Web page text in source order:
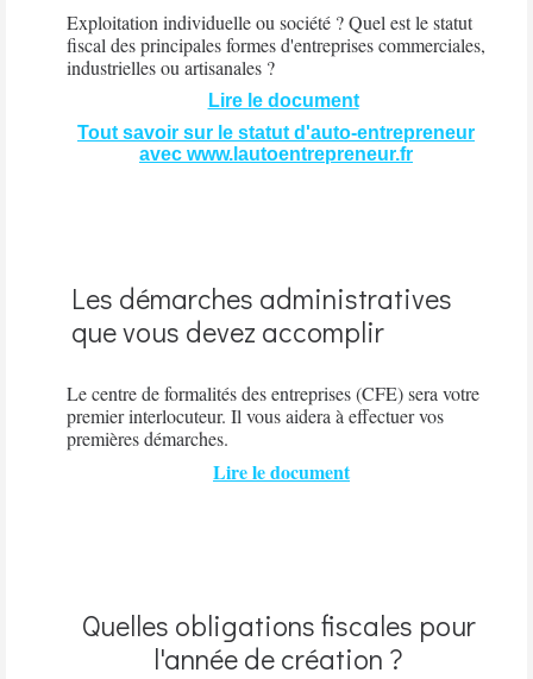
Exploitation individuelle ou société ? Quel est le statut
fiscal des principales formes d'entreprises commerciales,
industrielles ou artisanales ?
Lire le document
Tout savoir sur le statut d'auto-entrepreneur
avec www.lautoentrepreneur.fr
Les démarches administratives
que vous devez accomplir
Le centre de formalités des entreprises (CFE) sera votre
premier interlocuteur. Il vous aidera à effectuer vos
premières démarches.
Lire le document
Quelles obligations fiscales pour
l'année de création ?